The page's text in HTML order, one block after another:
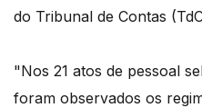
do Tribunal de Contas
"Nos 21 atos de pessoal
foram observados os